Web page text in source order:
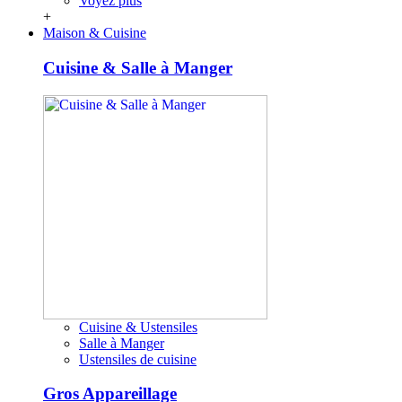
+
Maison & Cuisine
Cuisine & Salle à Manger
Cuisine & Ustensiles
Salle à Manger
Ustensiles de cuisine
Gros Appareillage